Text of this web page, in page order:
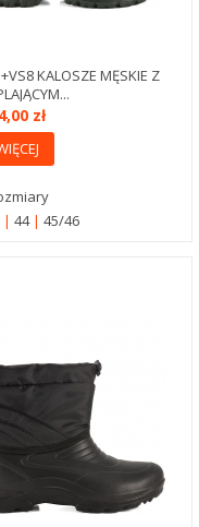
KALOSZE MĘSKIE Z
zł
44 45/46